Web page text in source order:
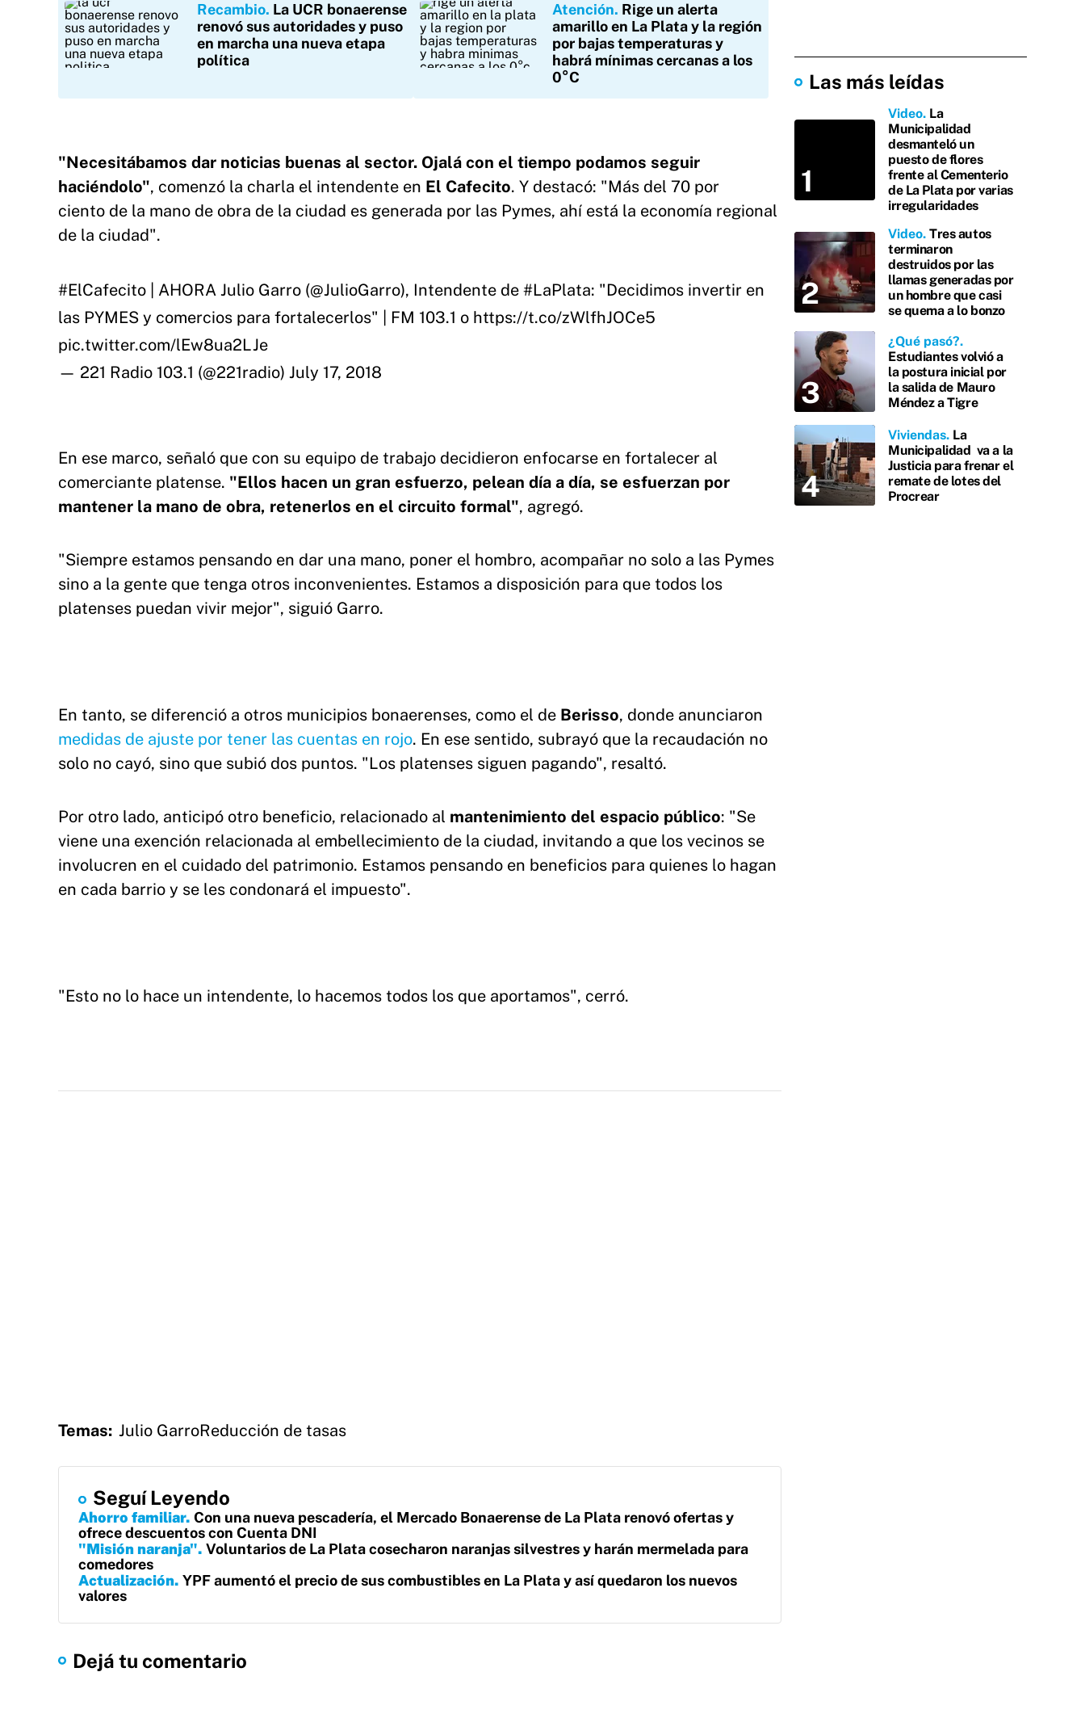
Recambio La UCR bonaerense
renovó sus autoridades y puso
en marcha una nueva etapa
política
Atención Rige un alerta
amarillo en La Plata y la región
por bajas temperaturas y
habrá mínimas cercanas a los
0°C
"Necesitábamos dar noticias buenas al sector. Ojalá con el tiempo podamos seguir
haciéndolo", comenzó la charla el intendente en El Cafecito. Y destacó: "Más del 70 por
ciento de la mano de obra de la ciudad es generada por las Pymes, ahí está la economía regional
de la ciudad".
#ElCafecito | AHORA Julio Garro (@JulioGarro), Intendente de #LaPlata: "Decidimos invertir en
las PYMES y comercios para fortalecerlos" | FM 103.1 o https://t.co/zWlfhJOCe5
pic.twitter.com/lEw8ua2LJe
— 221 Radio 103.1 (@221radio) July 17, 2018
En ese marco, señaló que con su equipo de trabajo decidieron enfocarse en fortalecer al
comerciante platense. "Ellos hacen un gran esfuerzo, pelean día a día, se esfuerzan por
mantener la mano de obra, retenerlos en el circuito formal", agregó.
"Siempre estamos pensando en dar una mano, poner el hombro, acompañar no solo a las Pymes
sino a la gente que tenga otros inconvenientes. Estamos a disposición para que todos los
platenses puedan vivir mejor", siguió Garro.
En tanto, se diferenció a otros municipios bonaerenses, como el de Berisso, donde anunciaron
medidas de ajuste por tener las cuentas en rojo. En ese sentido, subrayó que la recaudación no
solo no cayó, sino que subió dos puntos. "Los platenses siguen pagando", resaltó.
Por otro lado, anticipó otro beneficio, relacionado al mantenimiento del espacio público: "Se
viene una exención relacionada al embellecimiento de la ciudad, invitando a que los vecinos se
involucren en el cuidado del patrimonio. Estamos pensando en beneficios para quienes lo hagan
en cada barrio y se les condonará el impuesto".
"Esto no lo hace un intendente, lo hacemos todos los que aportamos", cerró.
Temas: Julio GarroReducción de tasas
Seguí Leyendo
Ahorro familiar Con una nueva pescadería, el Mercado Bonaerense de La Plata renovó ofertas y
ofrece descuentos con Cuenta DNI
"Misión naranja" Voluntarios de La Plata cosecharon naranjas silvestres y harán mermelada para
comedores
Actualización YPF aumentó el precio de sus combustibles en La Plata y así quedaron los nuevos
valores
Dejá tu comentario
Las más leídas
Video La
Municipalidad
desmanteló un
puesto de flores
frente al Cementerio
de La Plata por varias
irregularidades
Video Tres autos
terminaron
destruidos por las
llamas generadas por
un hombre que casi
se quema a lo bonzo
¿Qué pasó?
Estudiantes volvió a
la postura inicial por
la salida de Mauro
Méndez a Tigre
Viviendas La
Municipalidad va a la
Justicia para frenar el
remate de lotes del
Procrear